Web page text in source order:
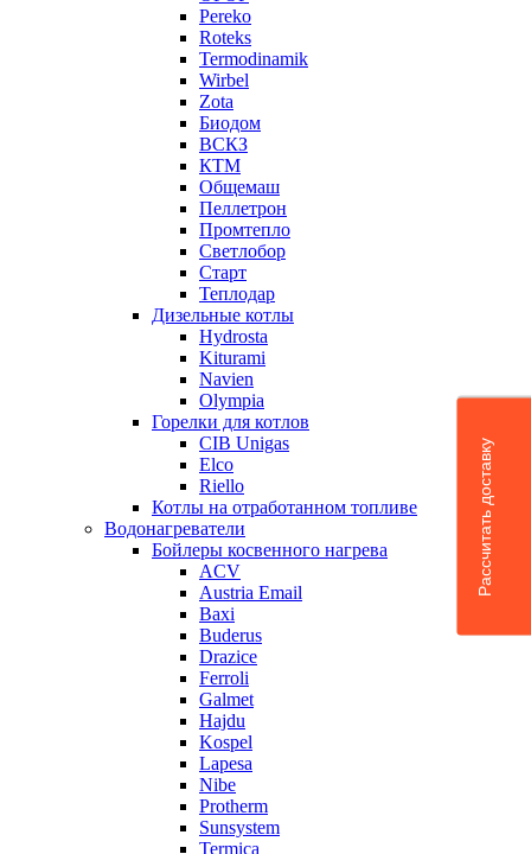
Pereko
Roteks
Termodinamik
Wirbel
Zota
Биодом
ВСКЗ
КТМ
Общемаш
Пеллетрон
Промтепло
Светлобор
Старт
Теплодар
Дизельные котлы
Hydrosta
Kiturami
Navien
Olympia
Горелки для котлов
CIB Unigas
Elco
Riello
Котлы на отработанном топливе
Водонагреватели
Бойлеры косвенного нагрева
ACV
Austria Email
Baxi
Buderus
Drazice
Ferroli
Galmet
Hajdu
Kospel
Lapesa
Nibe
Protherm
Sunsystem
Termica
Рассчитать доставку